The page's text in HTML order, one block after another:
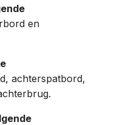
en
achterspatbord,